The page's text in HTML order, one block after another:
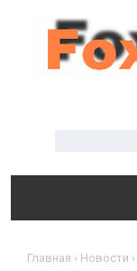
Главная › Новости ›